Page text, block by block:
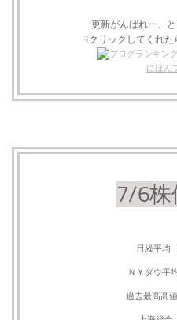
更新がんばれー、
☟ クリックしてくれ
にほん
7/6株
日経平均
ＮＹダウ平
過去最高高